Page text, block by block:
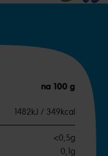
na 100 g
1482kJ / 349kcal
<0,5g
0,1g